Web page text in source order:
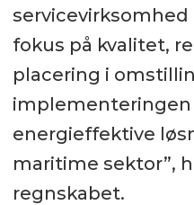
fokus på kvalitet,
placering i
implementeringen
energieffektive
maritime sektor”,
regnskabet.